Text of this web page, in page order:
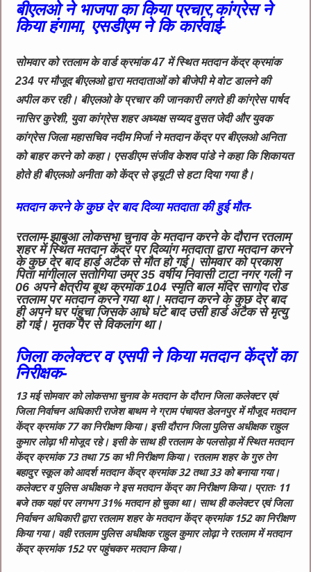
बीएलओ ने भाजपा का किया प्रचार,कांग्रेस ने
किया हंगामा, एसडीएम ने कि कार्रवाई-
सोमवार को रतलाम के वार्ड क्रमांक 47 में स्थित मतदान केंद्र क्रमांक
234 पर मौजूद बीएलओ द्वारा मतदाताओं को बीजेपी मे वोट डालने की
अपील कर रही। बीएलओ के प्रचार की जानकारी लगते ही कांग्रेस पार्षद
नासिर कुरेशी, युवा कांग्रेस शहर अध्यक्ष सय्यद वुसत जेदी और युवक
कांग्रेस जिला महासचिव नदीम मिर्जा ने मतदान केंद्र पर बीएलओ अनिता
को बाहर करने को कहा। एसडीएम संजीव केशव पांडे ने कहा कि शिकायत
होते ही बीएलओ अनीता को केंद्र से ड्यूटी से हटा दिया गया है।
मतदान करने के कुछ देर बाद दिव्या मतदाता की हुई मौत-
रतलाम-झाबुआ लोकसभा चुनाव के मतदान करने के दौरान रतलाम
शहर में स्थित मतदान केंद्र पर दिव्यांग मतदाता द्वारा मतदान करने
के कुछ देर बाद हार्ड अटैक से मौत हो गई। सोमवार को प्रकाश
पिता मांगीलाल सतोगिया उम्र 35 वर्षीय निवासी टाटा नगर गली न
06 अपने क्षेत्रीय बूथ क्रमांक 104 स्मृति बाल मंदिर सागोद रोड
रतलाम पर मतदान करने गया था। मतदान करने के कुछ देर बाद
ही अपने घर पंहुचा जिसके आधे घंटे बाद उसी हार्ड अटैक से मृत्यु
हो गई। मृतक पैर से विकलांग था।
जिला कलेक्टर व एसपी ने किया मतदान केंद्रों का
निरीक्षक-
13 मई सोमवार को लोकसभा चुनाव के मतदान के दौरान जिला कलेक्टर एवं
जिला निर्वाचन अधिकारी राजेश बाथम ने ग्राम पंचायत डेलनपुर में मौजूद मतदान
केंद्र क्रमांक 77 का निरीक्षण किया। इसी दौरान जिला पुलिस अधीक्षक राहुल
कुमार लोढ़ा भी मोजूद रहे। इसी के साथ ही रतलाम के पलसोड़ा में स्थित मतदान
केंद्र क्रमांक 73 तथा 75 का भी निरीक्षण किया। रतलाम शहर के गुरु तेग
बहादुर स्कूल को आदर्श मतदान केंद्र क्रमांक 32 तथा 33 को बनाया गया।
कलेक्टर व पुलिस अधीक्षक ने इस मतदान केंद्र का निरीक्षण किया। प्रातः 11
बजे तक यहां पर लगभग 31% मतदान हो चुका था। साथ ही कलेक्टर एवं जिला
निर्वाचन अधिकारी द्वारा रतलाम शहर के मतदान केंद्र क्रमांक 152 का निरीक्षण
किया गया। वही रतलाम पुलिस अधीक्षक राहुल कुमार लोढ़ा ने रतलाम में मतदान
केंद्र क्रमांक 152 पर पहुंचकर मतदान किया।